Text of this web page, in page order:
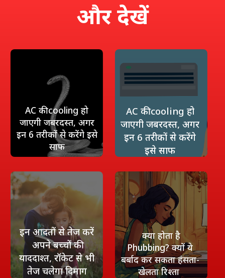
और देखें
AC की cooling हो
जाएगी जबरदस्‍त, अगर
इन 6 तरीकों से करेंगे इसे
साफ
AC की cooling हो
जाएगी जबरदस्‍त, अगर
इन 6 तरीकों से करेंगे
इसे साफ
इन आदतों से तेज करें
अपने बच्चों की
याददाश्त, रॉकेट से भी
तेज चलेगा दिमाग
क्‍या होता है
Phubbing? क्यों ये
बर्बाद कर सकता हंसता-
खेलता रिश्‍ता